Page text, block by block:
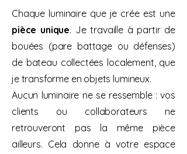
Chaque luminaire que je crée est une
pièce unique. Je travaille à partir de
bouées (pare battage ou défenses)
de bateau collectées localement, que
je transforme en objets lumineux.
Aucun luminaire ne se ressemble : vos
clients ou collaborateurs ne
retrouveront pas la même pièce
ailleurs. Cela donne à votre espace